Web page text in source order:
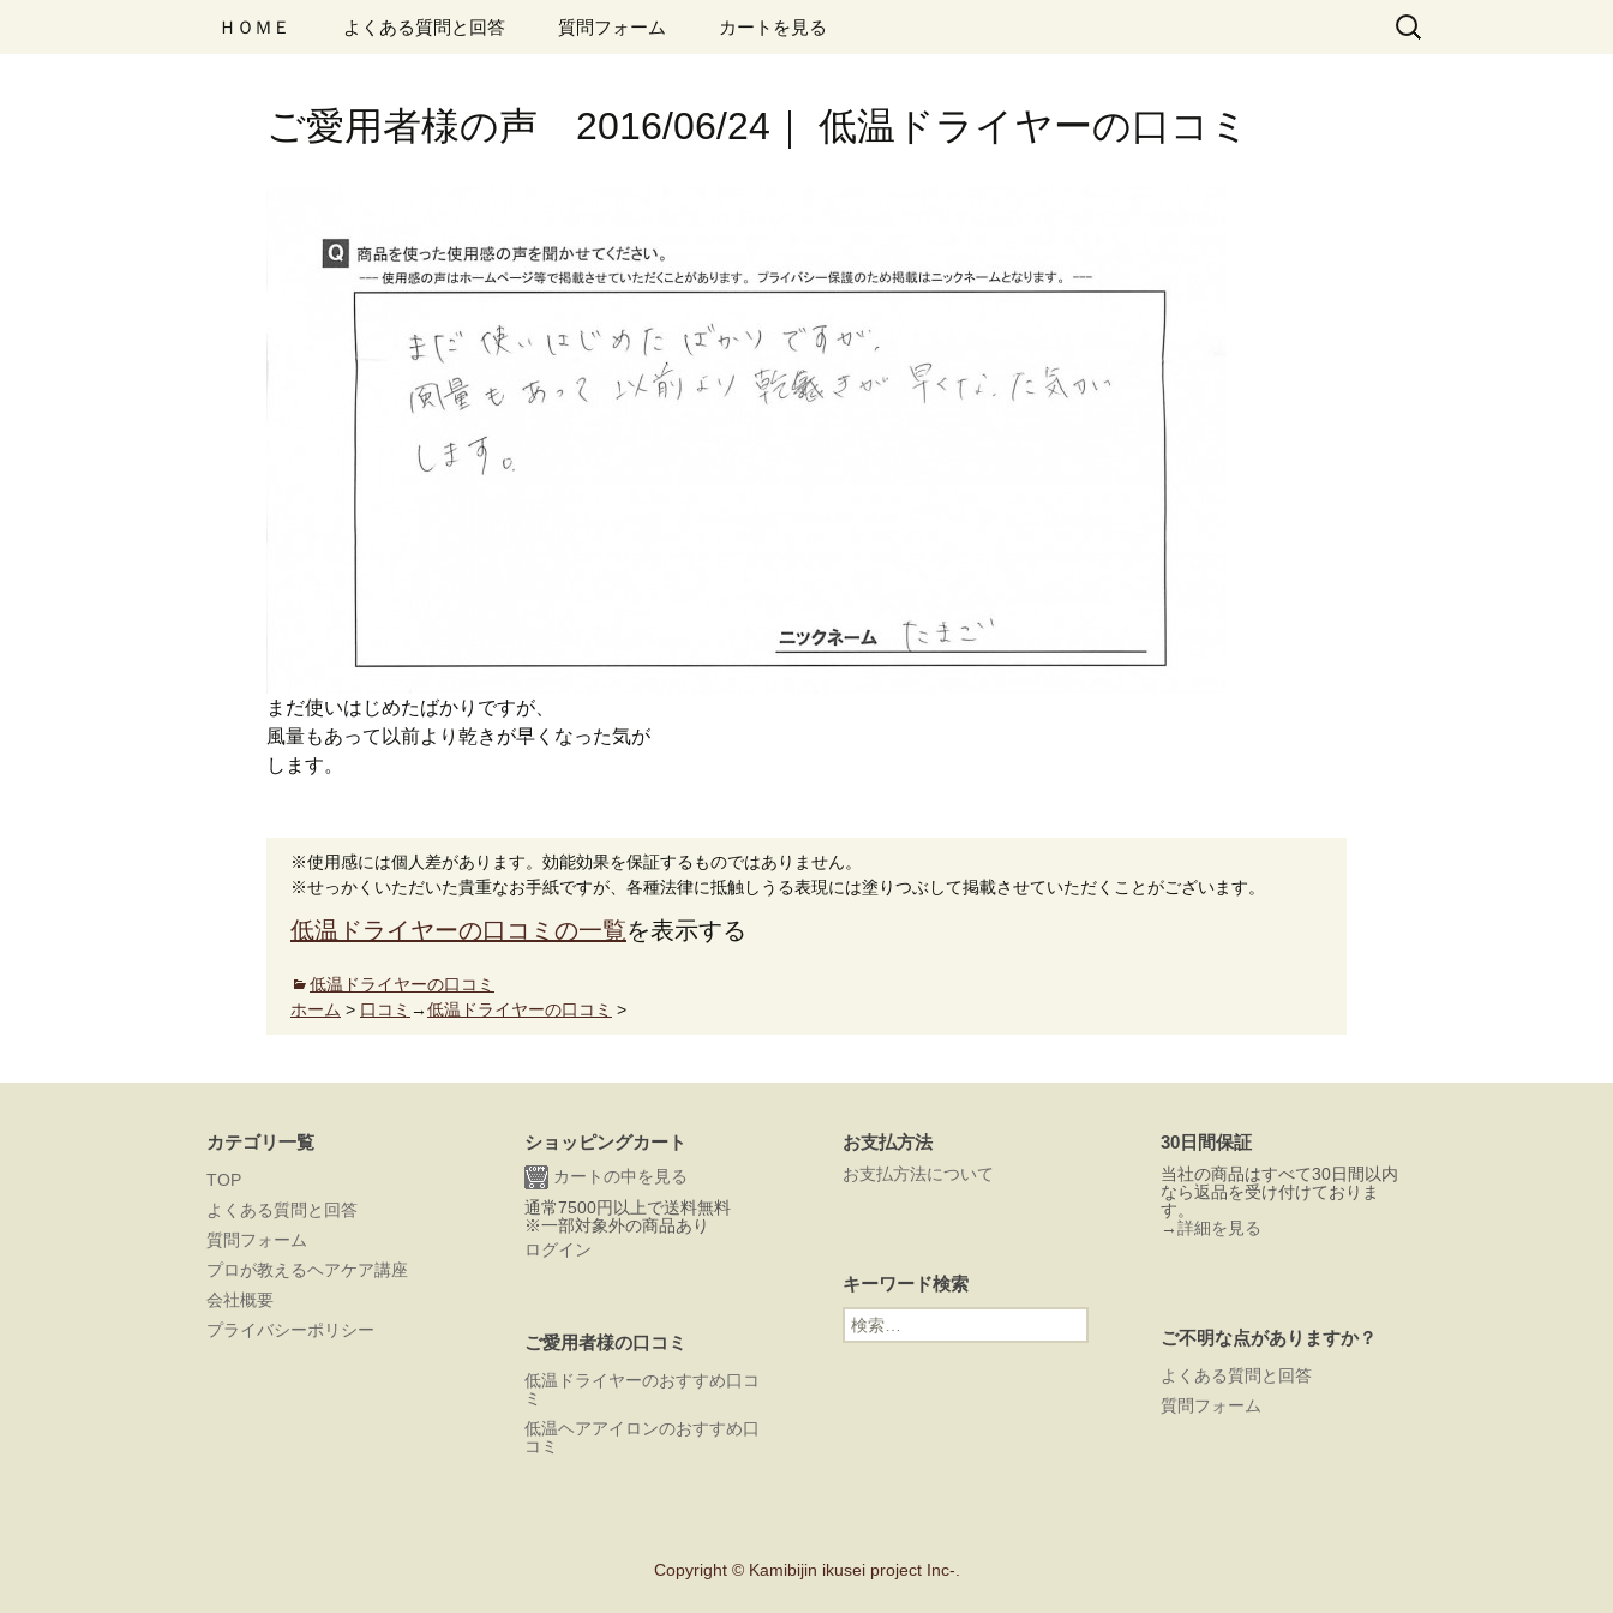
ＨＯＭＥ よくある質問と回答 質問フォーム カートを見る
検
索:
ご愛用者様の声 2016/06/24｜ 低温ドライヤーの口コミ
まだ使いはじめたばかりですが、
風量もあって以前より乾きが早くなった気が
します。
※使用感には個人差があります。効能効果を保証するものではありません。
※せっかくいただいた貴重なお手紙ですが、各種法律に抵触しうる表現には塗りつぶして掲載させていただくことがございます。
低温ドライヤーの口コミの一覧を表示する
低温ドライヤーの口コミ
ホーム > 口コミ →低温ドライヤーの口コミ >
カテゴリ一覧
TOP
よくある質問と回答
質問フォーム
プロが教えるヘアケア講座
会社概要
プライバシーポリシー
ショッピングカート
カートの中を見る
通常7500円以上で送料無料
※一部対象外の商品あり
ログイン
お支払方法
お支払方法について
30日間保証
当社の商品はすべて30日間以内
なら返品を受け付けておりま
す。
→詳細を見る
キーワード検索
検
索:
ご不明な点がありますか？
よくある質問と回答
質問フォーム
ご愛用者様の口コミ
低温ドライヤーのおすすめ口コ
ミ
低温ヘアアイロンのおすすめ口
コミ
Copyright © Kamibijin ikusei project Inc-.